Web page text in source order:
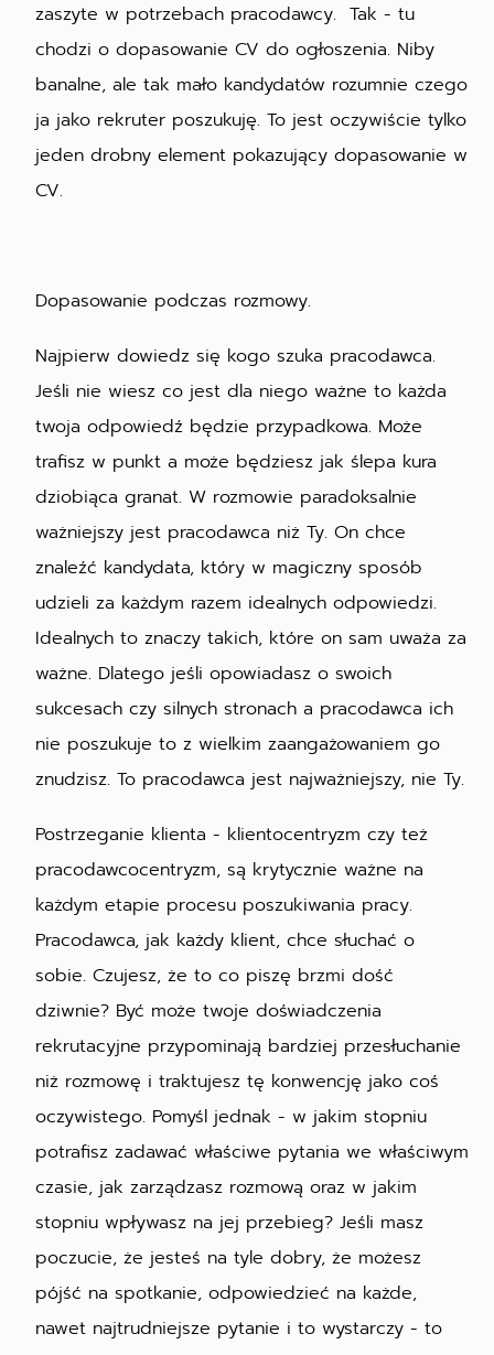
zaszyte w potrzebach pracodawcy. Tak - tu
chodzi o dopasowanie CV do ogłoszenia. Niby
banalne, ale tak mało kandydatów rozumnie czego
ja jako rekruter poszukuję. To jest oczywiście tylko
jeden drobny element pokazujący dopasowanie w
CV.
Dopasowanie podczas rozmowy.
Najpierw dowiedz się kogo szuka pracodawca.
Jeśli nie wiesz co jest dla niego ważne to każda
twoja odpowiedź będzie przypadkowa. Może
trafisz w punkt a może będziesz jak ślepa kura
dziobiąca granat. W rozmowie paradoksalnie
ważniejszy jest pracodawca niż Ty. On chce
znaleźć kandydata, który w magiczny sposób
udzieli za każdym razem idealnych odpowiedzi.
Idealnych to znaczy takich, które on sam uważa za
ważne. Dlatego jeśli opowiadasz o swoich
sukcesach czy silnych stronach a pracodawca ich
nie poszukuje to z wielkim zaangażowaniem go
znudzisz. To pracodawca jest najważniejszy, nie Ty.
Postrzeganie klienta - klientocentryzm czy też
pracodawcocentryzm, są krytycznie ważne na
każdym etapie procesu poszukiwania pracy.
Pracodawca, jak każdy klient, chce słuchać o
sobie. Czujesz, że to co piszę brzmi dość
dziwnie? Być może twoje doświadczenia
rekrutacyjne przypominają bardziej przesłuchanie
niż rozmowę i traktujesz tę konwencję jako coś
oczywistego. Pomyśl jednak - w jakim stopniu
potrafisz zadawać właściwe pytania we właściwym
czasie, jak zarządzasz rozmową oraz w jakim
stopniu wpływasz na jej przebieg? Jeśli masz
poczucie, że jesteś na tyle dobry, że możesz
pójść na spotkanie, odpowiedzieć na każde,
nawet najtrudniejsze pytanie i to wystarczy - to